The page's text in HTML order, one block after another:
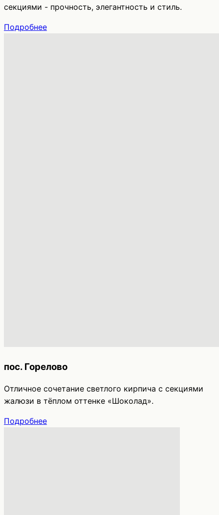
секциями - прочность, элегантность и стиль.
Подробнее
пос. Горелово
Отличное сочетание светлого кирпича с секциями
жалюзи в тёплом оттенке «Шоколад».
Подробнее